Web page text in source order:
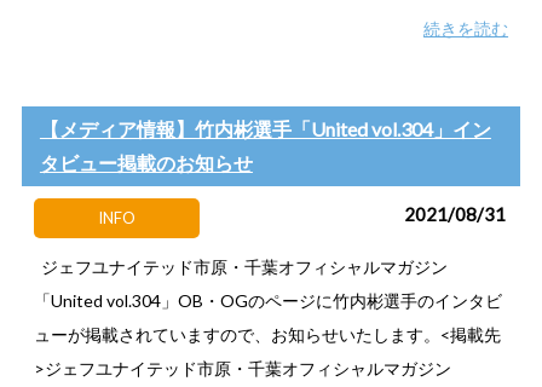
続きを読む
【メディア情報】竹内彬選手「United vol.304」イン
タビュー掲載のお知らせ
INFO 2021/08/31
ジェフユナイテッド市原・千葉オフィシャルマガジン
「United vol.304」OB・OGのページに竹内彬選手のインタビ
ューが掲載されていますので、お知らせいたします。<掲載先
>ジェフユナイテッド市原・千葉オフィシャルマガジン